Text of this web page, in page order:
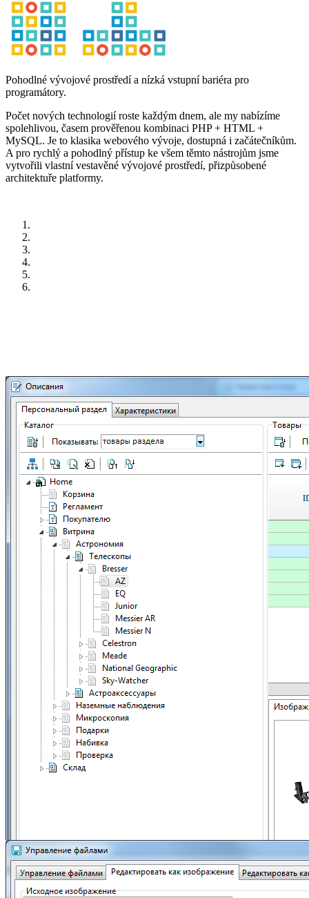
Pohodlné vývojové prostředí a nízká vstupní bariéra pro
programátory.
Počet nových technologií roste každým dnem, ale my nabízíme
spolehlivou, časem prověřenou kombinaci PHP + HTML +
MySQL. Je to klasika webového vývoje, dostupná i začátečníkům.
A pro rychlý a pohodlný přístup ke všem těmto nástrojům jsme
vytvořili vlastní vestavěné vývojové prostředí, přizpůsobené
architektuře platformy.